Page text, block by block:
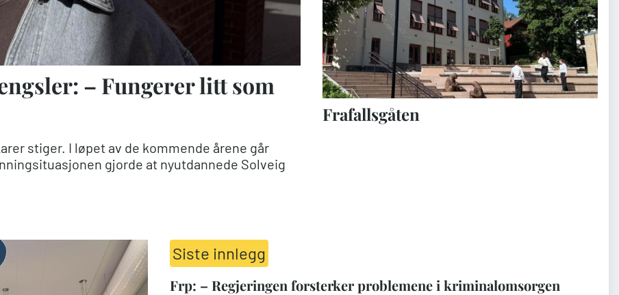
– Fungerer litt som
stiger. I løpet av de kommende årene går
gjorde at nyutdannede Solveig
Frafallsgåten
Siste innlegg
Frp: – Regjeringen forsterker problemene i kriminalomsorgen